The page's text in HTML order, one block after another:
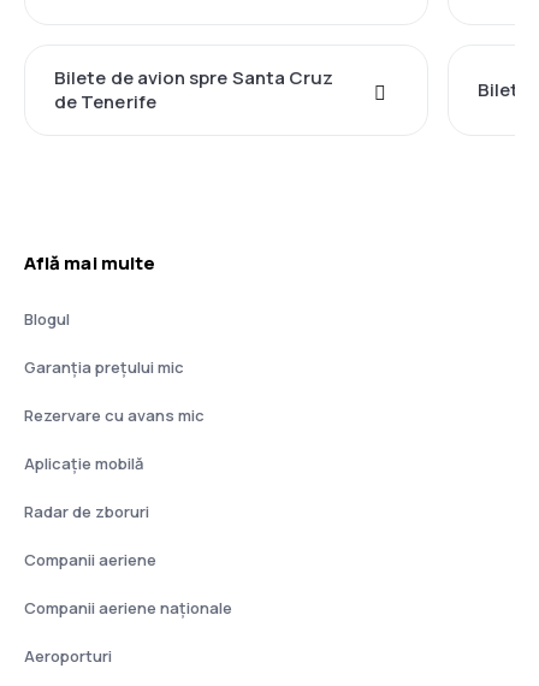
Bilete de avion spre Santa Cruz
de Tenerife
Bilete
Află mai multe
Blogul
Garanția prețului mic
Rezervare cu avans mic
Aplicație mobilă
Radar de zboruri
Companii aeriene
Companii aeriene naţionale
Aeroporturi